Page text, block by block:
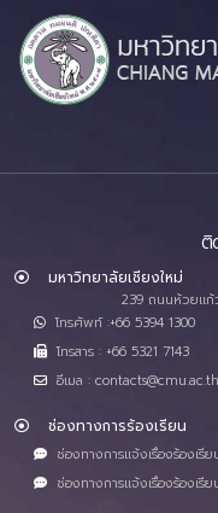
ติ
มหาวิทยาลัยเชียงใหม่
239 ถนนห้วยแก้
โทรศัพท์ :+66 5394 1300
โทรสาร : +66 5321 7143
อีเมล : contacts@cmu.ac.th
ช่องทางการร้องเรียน
ช่องทางการแจ้งเรื่องร้องเรี
ช่องทางการแจ้งเรื่องร้องเรี